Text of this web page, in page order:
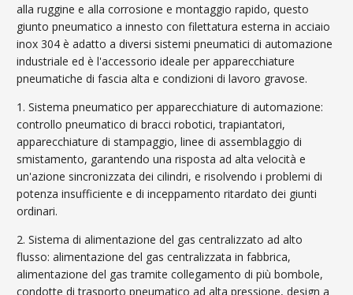
alla ruggine e alla corrosione e montaggio rapido, questo
giunto pneumatico a innesto con filettatura esterna in acciaio
inox 304 è adatto a diversi sistemi pneumatici di automazione
industriale ed è l'accessorio ideale per apparecchiature
pneumatiche di fascia alta e condizioni di lavoro gravose.
1. Sistema pneumatico per apparecchiature di automazione:
controllo pneumatico di bracci robotici, trapiantatori,
apparecchiature di stampaggio, linee di assemblaggio di
smistamento, garantendo una risposta ad alta velocità e
un'azione sincronizzata dei cilindri, e risolvendo i problemi di
potenza insufficiente e di inceppamento ritardato dei giunti
ordinari.
2. Sistema di alimentazione del gas centralizzato ad alto
flusso: alimentazione del gas centralizzata in fabbrica,
alimentazione del gas tramite collegamento di più bombole,
condotte di trasporto pneumatico ad alta pressione, design a